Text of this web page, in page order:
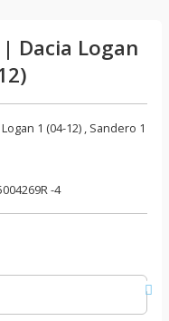
| Dacia Logan
Logan 1 (04-12) , Sandero 1
-4